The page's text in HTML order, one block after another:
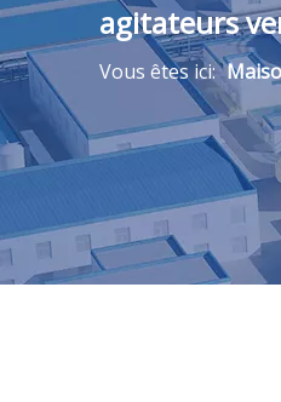
agitateurs
Vous êtes ici: